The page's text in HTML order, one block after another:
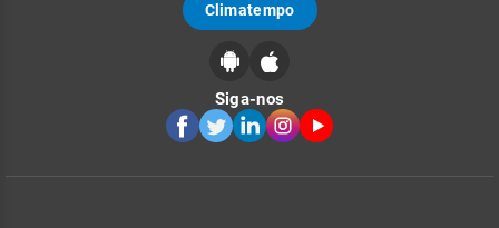
Climatempo
Siga-nos